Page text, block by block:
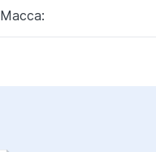
Масса: